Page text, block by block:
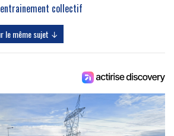
collectif
le même sujet ↓